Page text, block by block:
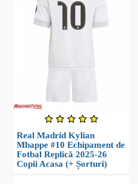
Real Madrid Kylian
Mbappe #10 Echipament de
Fotbal Replică 2025-26
Copii Acasa (+ Șorturi)